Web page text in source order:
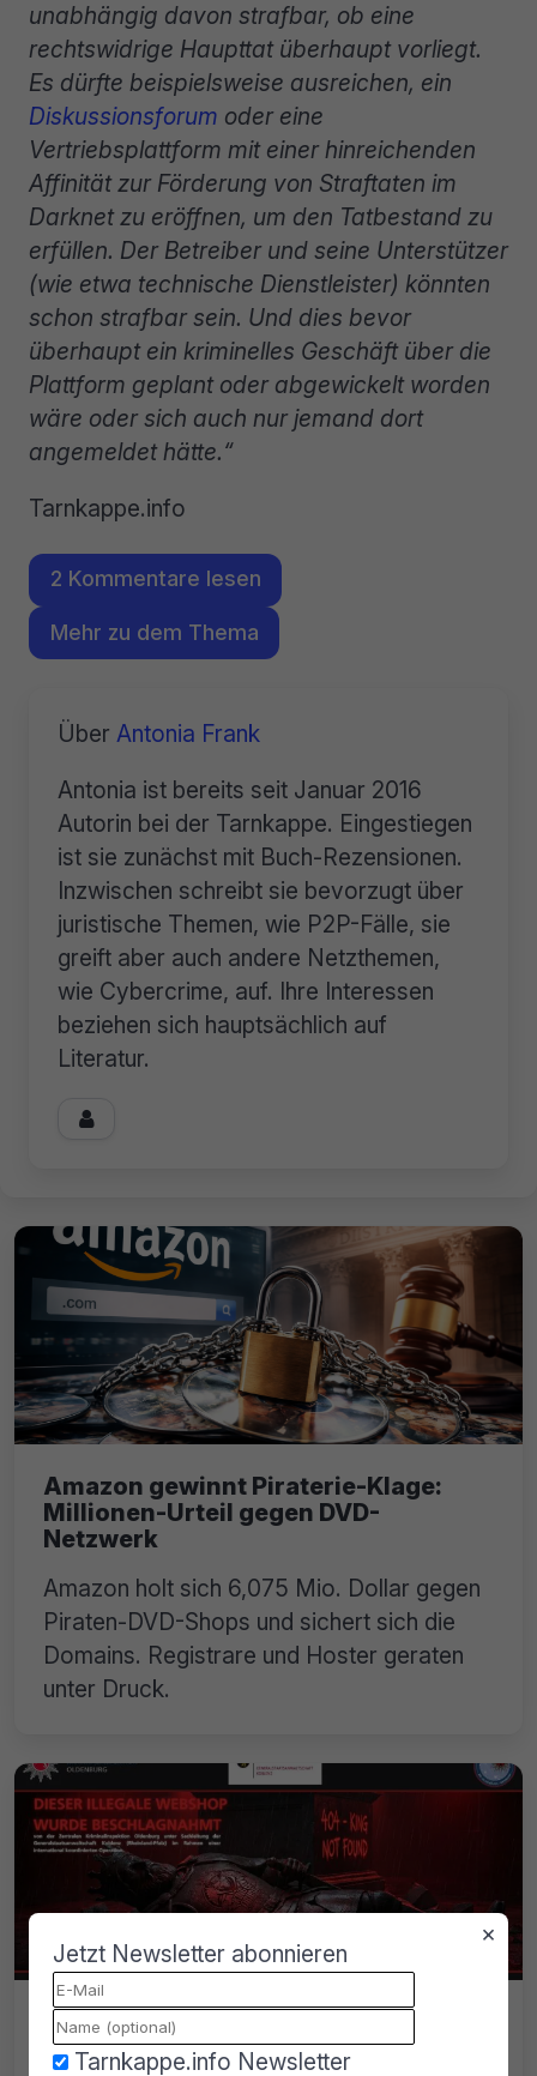
unabhängig davon strafbar, ob eine
rechtswidrige Haupttat überhaupt vorliegt.
Es dürfte beispielsweise ausreichen, ein
Diskussionsforum oder eine
Vertriebsplattform mit einer hinreichenden
Affinität zur Förderung von Straftaten im
Darknet zu eröffnen, um den Tatbestand zu
erfüllen. Der Betreiber und seine Unterstützer
(wie etwa technische Dienstleister) könnten
schon strafbar sein. Und dies bevor
überhaupt ein kriminelles Geschäft über die
Plattform geplant oder abgewickelt worden
wäre oder sich auch nur jemand dort
angemeldet hätte.“
Tarnkappe.info
2 Kommentare lesen
Mehr zu dem Thema
Über Antonia Frank
Antonia ist bereits seit Januar 2016
Autorin bei der Tarnkappe. Eingestiegen
ist sie zunächst mit Buch-Rezensionen.
Inzwischen schreibt sie bevorzugt über
juristische Themen, wie P2P-Fälle, sie
greift aber auch andere Netzthemen,
wie Cybercrime, auf. Ihre Interessen
beziehen sich hauptsächlich auf
Literatur.

Amazon gewinnt Piraterie-Klage:
Millionen-Urteil gegen DVD-
Netzwerk
Amazon holt sich 6,075 Mio. Dollar gegen
Piraten-DVD-Shops und sichert sich die
Domains. Registrare und Hoster geraten
unter Druck.
kods.to geschlossen, mehrere
Festnahmen in ganz Deutschland
×
Jetzt Newsletter abonnieren
Tarnkappe.info Newsletter